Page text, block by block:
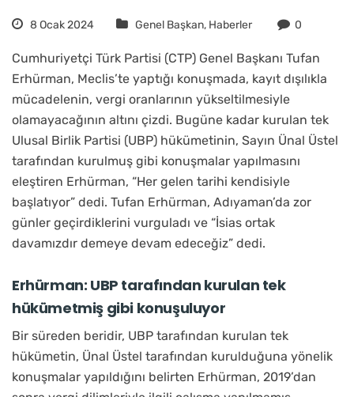
8 Ocak 2024 Genel Başkan, Haberler 0
Cumhuriyetçi Türk Partisi (CTP) Genel Başkanı Tufan
Erhürman, Meclis’te yaptığı konuşmada, kayıt dışılıkla
mücadelenin, vergi oranlarının yükseltilmesiyle
olamayacağının altını çizdi. Bugüne kadar kurulan tek
Ulusal Birlik Partisi (UBP) hükümetinin, Sayın Ünal Üstel
tarafından kurulmuş gibi konuşmalar yapılmasını
eleştiren Erhürman, “Her gelen tarihi kendisiyle
başlatıyor” dedi. Tufan Erhürman, Adıyaman’da zor
günler geçirdiklerini vurguladı ve “İsias ortak
davamızdır demeye devam edeceğiz” dedi.
Erhürman: UBP tarafından kurulan tek
hükümetmiş gibi konuşuluyor
Bir süreden beridir, UBP tarafından kurulan tek
hükümetin, Ünal Üstel tarafından kurulduğuna yönelik
konuşmalar yapıldığını belirten Erhürman, 2019’dan